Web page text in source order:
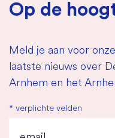
Op de
Meld je aan voor
laatste nieuws over
Arnhem en het
* verplichte velden